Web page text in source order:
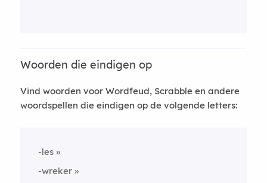
Woorden die eindigen op
Vind woorden voor Wordfeud, Scrabble en andere
woordspellen die eindigen op de volgende letters:
-les
-wreker